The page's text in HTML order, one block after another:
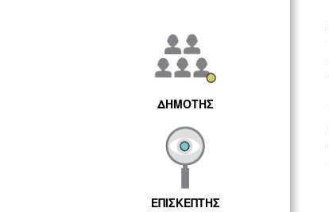
ΔΗΜΟΤΗΣ
ΕΠΙΣΚΕΠΤΗΣ